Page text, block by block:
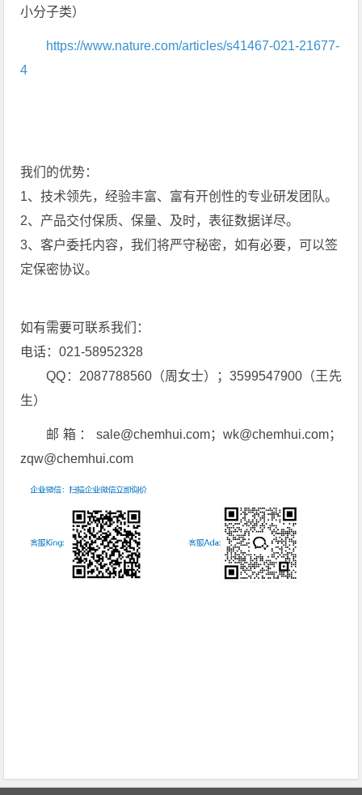
小分子类）
https://www.nature.com/articles/s41467-021-21677-
4
我们的优势：
1、技术领先，经验丰富、富有开创性的专业研发团队。
2、产品交付保质、保量、及时，表征数据详尽。
3、客户委托内容，我们将严守秘密，如有必要，可以签
定保密协议。
如有需要可联系我们：
电话：021-58952328
QQ：2087788560（周女士）；3599547900（王先
生）
邮箱：sale@chemhui.com；wk@chemhui.com；
zqw@chemhui.com